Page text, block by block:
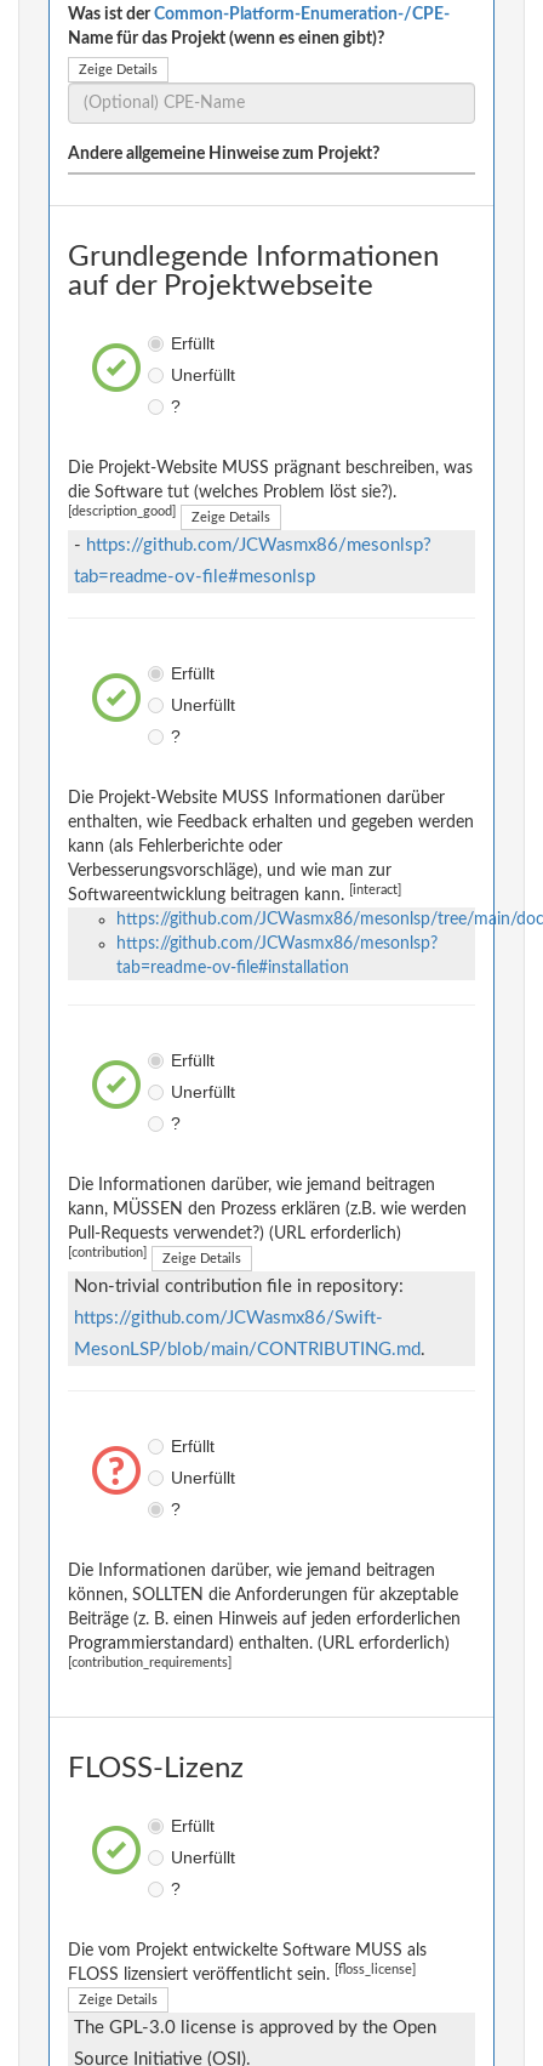
Was ist derCommon-Platform-Enumeration-/CPE-
Name für das Projekt (wenn es einen gibt)?
Zeige Details
Andere allgemeine Hinweise zum Projekt?
Grundlegende Informationen
auf der Projektwebseite
Erfüllt
Unerfüllt
?
Die Projekt-Website MUSS prägnant beschreiben, was
die Software tut (welches Problem löst sie?).
[description_good] Zeige Details
- https://github.com/JCWasmx86/mesonlsp?
tab=readme-ov-file#mesonlsp
Erfüllt
Unerfüllt
?
Die Projekt-Website MUSS Informationen darüber
enthalten, wie Feedback erhalten und gegeben werden
kann (als Fehlerberichte oder
Verbesserungsvorschläge), und wie man zur
Softwareentwicklung beitragen kann.
[interact]
https://github.com/JCWasmx86/mesonlsp/tree/main/
https://github.com/JCWasmx86/mesonlsp?
tab=readme-ov-file#installation
Erfüllt
Unerfüllt
?
Die Informationen darüber, wie jemand beitragen
kann, MÜSSEN den Prozess erklären (z.B. wie werden
Pull-Requests verwendet?) (URL erforderlich)
[contribution] Zeige Details
Non-trivial contribution file in repository:
https://github.com/JCWasmx86/Swift-
MesonLSP/blob/main/CONTRIBUTING.md.
Erfüllt
Unerfüllt
?
Die Informationen darüber, wie jemand beitragen
können, SOLLTEN die Anforderungen für akzeptable
Beiträge (z. B. einen Hinweis auf jeden erforderlichen
Programmierstandard) enthalten. (URL erforderlich)
[contribution_requirements]
FLOSS-Lizenz
Erfüllt
Unerfüllt
?
Die vom Projekt entwickelte Software MUSS als
FLOSS lizensiert veröffentlicht sein.
[floss_license]
Zeige Details
The GPL-3.0 license is approved by the Open
Source Initiative (OSI).